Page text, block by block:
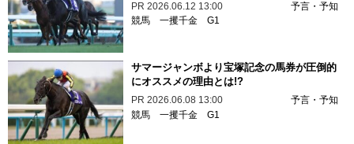
PR 2026.06.12 13:00
予言・予知
競馬 一攫千金 G1
サマージャンボより宝塚記念の馬券が圧倒的
にオススメの理由とは!?
PR 2026.06.08 13:00
予言・予知
競馬 一攫千金 G1